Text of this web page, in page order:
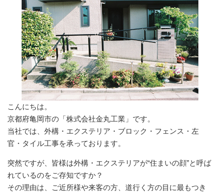
こんにちは。
京都府亀岡市の「株式会社金丸工業」です。
当社では、外構・エクステリア・ブロック・フェンス・左
官・タイル工事を承っております。
突然ですが、皆様は外構・エクステリアが“住まいの顔”と呼ば
れているのをご存知ですか？
その理由は、ご近所様や来客の方、道行く方の目に最もつき